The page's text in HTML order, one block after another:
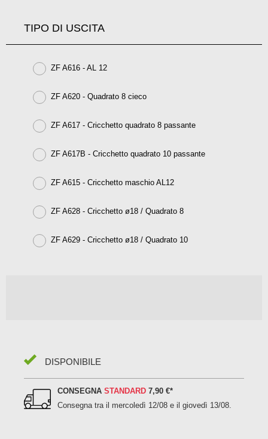
TIPO DI USCITA
ZF A616 - AL 12
ZF A620 - Quadrato 8 cieco
ZF A617 - Cricchetto quadrato 8 passante
ZF A617B - Cricchetto quadrato 10 passante
ZF A615 - Cricchetto maschio AL12
ZF A628 - Cricchetto ø18 / Quadrato 8
ZF A629 - Cricchetto ø18 / Quadrato 10
DISPONIBILE
CONSEGNASTANDARD 7,90 €*
Consegna tra il mercoledì 12/08 e il giovedì 13/08